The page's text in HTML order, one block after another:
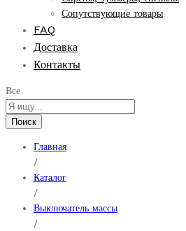
Сопутствующие товары
FAQ
Доставка
Контакты
Все
Поиск
Главная
/
Каталог
/
Выключатель массы
/